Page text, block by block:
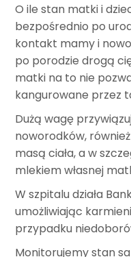
O ile stan matki i
bezpośrednio po
kontakt mamy i
po porodzie drogą
matki na to nie
kangurowane przez
Dużą wagę
noworodków,
masą ciała, a w
mlekiem własnej
W szpitalu działa
umożliwiając
przypadku
Monitorujemy stan